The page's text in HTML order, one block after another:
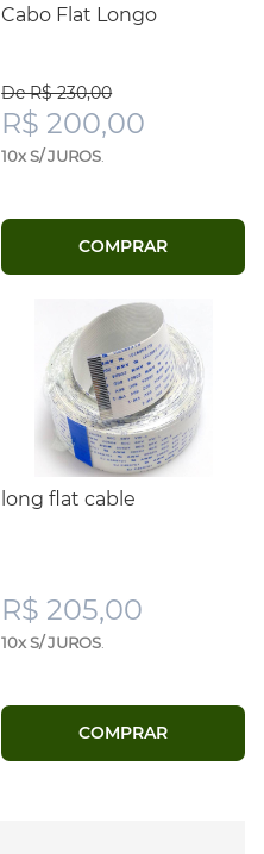
Cabo Flat Longo
De R$ 230,00
R$ 200,00
10x S/ JUROS
COMPRAR
long flat cable
R$ 205,00
10x S/ JUROS
COMPRAR